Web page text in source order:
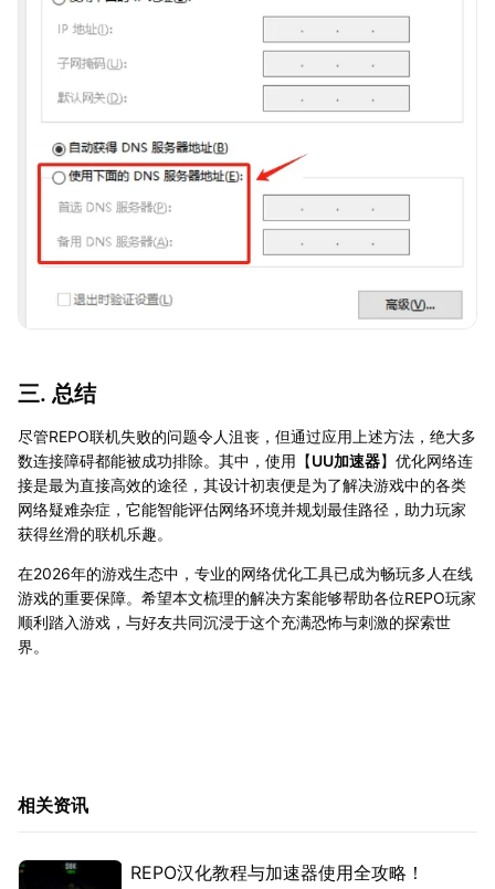
三. 总结
尽管REPO联机失败的问题令人沮丧，但通过应用上述方法，绝大多
数连接障碍都能被成功排除。其中，使用【UU加速器】优化网络连
接是最为直接高效的途径，其设计初衷便是为了解决游戏中的各类
网络疑难杂症，它能智能评估网络环境并规划最佳路径，助力玩家
获得丝滑的联机乐趣。
在2026年的游戏生态中，专业的网络优化工具已成为畅玩多人在线
游戏的重要保障。希望本文梳理的解决方案能够帮助各位REPO玩家
顺利踏入游戏，与好友共同沉浸于这个充满恐怖与刺激的探索世
界。
相关资讯
REPO汉化教程与加速器使用全攻略！